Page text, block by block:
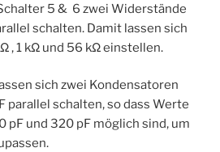
5 & 6 zwei Widerstände
schalten. Damit lassen sich
, 1 kΩ und 56 kΩ einstellen.
sich zwei Kondensatoren
parallel schalten, so dass Werte
pF und 320 pF möglich sind, um